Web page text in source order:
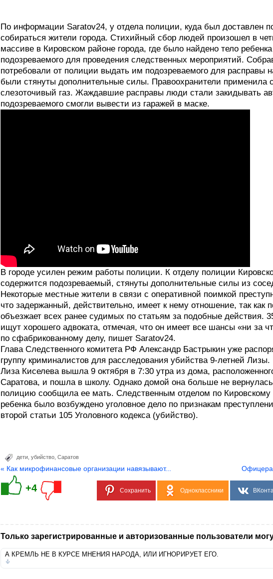
По информации Saratov24, у отдела полиции, куда был доставлен
собираться жители города. Стихийный сбор людей произошел в
массиве в Кировском районе города, где было найдено тело
подозреваемого для проведения следственных мероприятий.
потребовали от полиции выдать им подозреваемого для расправы
были стянуты дополнительные силы. Правоохранители применила
слезоточивый газ. Жаждавшие расправы люди стали закидывать
подозреваемого смогли вывести из гаражей в маске.
В городе усилен режим работы полиции. К отделу полиции
содержится подозреваемый, стянуты дополнительные силы из
Некоторые местные жители в связи с оперативной поимкой
что задержанный, действительно, имеет к нему отношение, так как
объезжает всех ранее судимых по статьям за подобные действия.
ищут хорошего адвоката, отмечая, что он имеет все шансы «ни за
по сфабрикованному делу, пишет Saratov24.
Глава Следственного комитета РФ Александр Бастрыкин уже
группу криминалистов для расследования убийства 9-летней Лизы.
Лиза Киселева вышла 9 октября в 7:30 утра из дома,
Саратова, и пошла в школу. Однако домой она больше не
полицию сообщила ее мать. Следственным отделом по Кировскому
ребенка было возбуждено уголовное дело по признакам
второй статьи 105 Уголовного кодекса (убийство).
дети убийство Саратов
« Как микрофинансовые организации навязывают...
+4 Сохранить Одноклассники
Только зарегистрированные и авторизованные пользователи
А КРЕМЛЬ НЕ В КУРСЕ МНЕНИЯ НАРОДА, ИЛИ ИГНОРИРУЕТ ЕГО.